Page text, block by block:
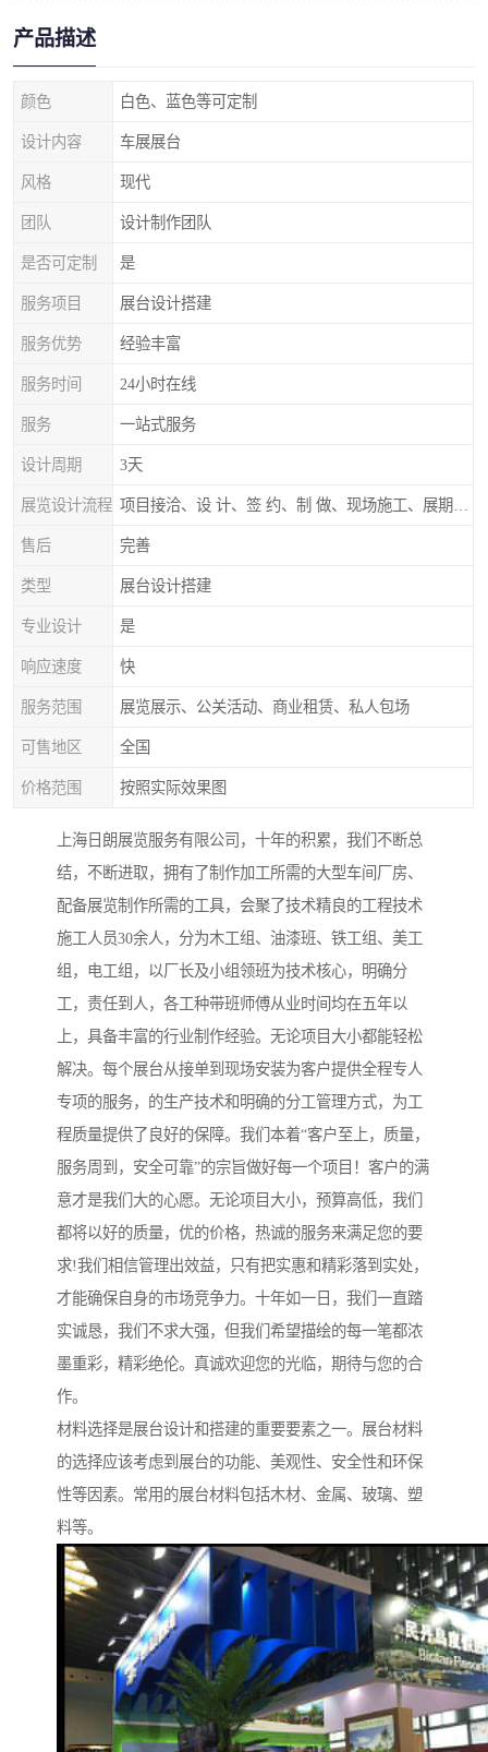
产品描述
颜色 白色、蓝色等可定制
设计内容 车展展台
风格 现代
团队 设计制作团队
是否可定制 是
服务项目 展台设计搭建
服务优势 经验丰富
服务时间 24小时在线
服务 一站式服务
设计周期 3天
展览设计流程
售后 完善
类型 展台设计搭建
专业设计 是
响应速度 快
服务范围 展览展示、公关活动、商业租赁、私人包场
可售地区 全国
价格范围 按照实际效果图
上海日朗展览服务有限公司，十年的积累，我们不断总
结，不断进取，拥有了制作加工所需的大型车间厂房、
配备展览制作所需的工具，会聚了技术精良的工程技术
施工人员30余人，分为木工组、油漆班、铁工组、美工
组，电工组，以厂长及小组领班为技术核心，明确分
工，责任到人，各工种带班师傅从业时间均在五年以
上，具备丰富的行业制作经验。无论项目大小都能轻松
解决。每个展台从接单到现场安装为客户提供全程专人
专项的服务，的生产技术和明确的分工管理方式，为工
程质量提供了良好的保障。我们本着“客户至上，质量，
服务周到，安全可靠”的宗旨做好每一个项目！客户的满
意才是我们大的心愿。无论项目大小，预算高低，我们
都将以好的质量，优的价格，热诚的服务来满足您的要
求!我们相信管理出效益，只有把实惠和精彩落到实处，
才能确保自身的市场竞争力。十年如一日，我们一直踏
实诚恳，我们不求大强，但我们希望描绘的每一笔都浓
墨重彩，精彩绝伦。真诚欢迎您的光临，期待与您的合
作。
材料选择是展台设计和搭建的重要要素之一。展台材料
的选择应该考虑到展台的功能、美观性、安全性和环保
性等因素。常用的展台材料包括木材、金属、玻璃、塑
料等。